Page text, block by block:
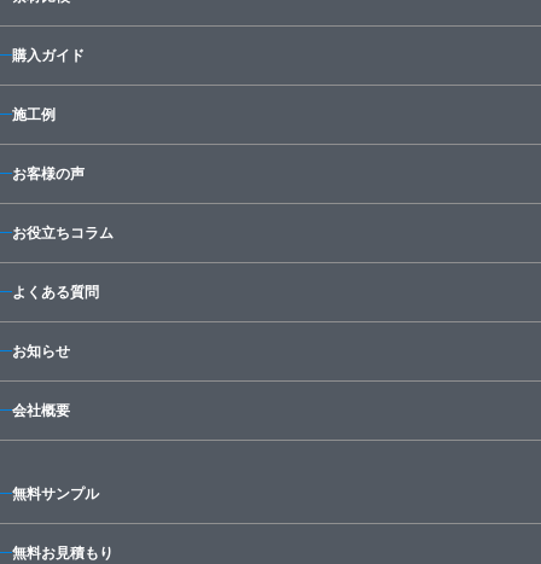
購入ガイド
施工例
お客様の声
お役立ちコラム
よくある質問
お知らせ
会社概要
無料サンプル
無料お見積もり